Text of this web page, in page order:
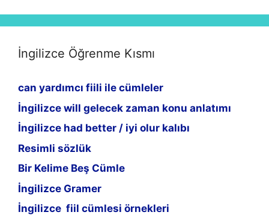
İngilizce Öğrenme Kısmı
can yardımcı fiili ile cümleler
İngilizce will gelecek zaman konu anlatımı
İngilizce had better / iyi olur kalıbı
Resimli sözlük
Bir Kelime Beş Cümle
İngilizce Gramer
İngilizce fiil cümlesi örnekleri